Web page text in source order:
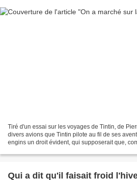
Tiré d'un essai sur les voyages de Tintin, de
divers avions que Tintin pilote au fil de ses
engins un droit évident, qui supposerait que,
Qui a dit qu'il faisait froid